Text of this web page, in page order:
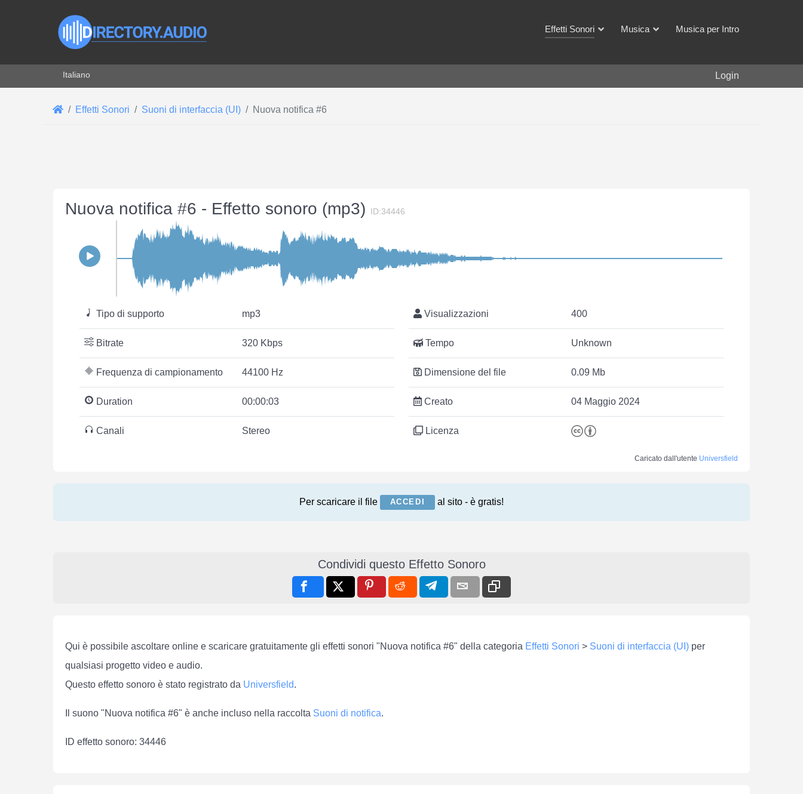
Effetti Sonori Musica Musica per Intro
Seleziona la tua lingua
Italiano Login
Effetti Sonori Suoni di interfaccia (UI) Nuova notifica #6
Nuova notifica #6 - Effetto sonoro (mp3) ID:34446
Tipo di supporto mp3
Bitrate 320 Kbps
Frequenza di campionamento 44100 Hz
Duration 00:00:03
Canali Stereo
Visualizzazioni 400
Tempo Unknown
Dimensione del file 0.09 Mb
Creato 04 Maggio 2024
Licenza
Caricato dall'utente Universfield
Per scaricare il file ACCEDI al sito - è gratis!
Condividi questo Effetto Sonoro
Qui è possibile ascoltare online e scaricare gratuitamente gli effetti sonori "Nuova notifica #6" della categoria Effetti Sonori > Suoni di interfaccia (UI) per
qualsiasi progetto video e audio.
Questo effetto sonoro è stato registrato da Universfield.
Il suono "Nuova notifica #6" è anche incluso nella raccolta Suoni di notifica.
ID effetto sonoro: 34446